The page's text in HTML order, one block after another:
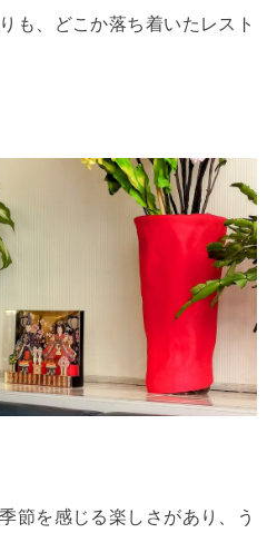
も、どこか落ち着いたレスト
節を感じる楽しさがあり、う